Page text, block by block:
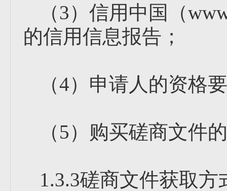
（3）信用中国（
的信用信息报告；
（4）申请人的资格
（5）购买磋商文件
1.3.3磋商文件获取方